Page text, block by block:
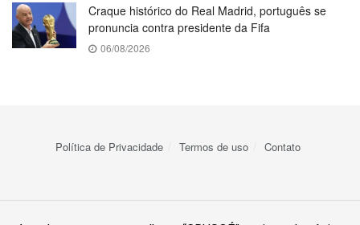
Craque histórico do Real Madrid, português se
pronuncia contra presidente da Fifa
06/08/2026
Política de Privacidade Termos de uso Contato